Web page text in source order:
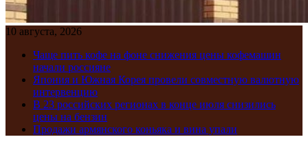
10 августа, 2026
Чаще пить кофе на фоне снижения цены кофемашин
начали россияне
Япония и Южная Корея провели совместную валютную
интервенцию
В 23 российских регионах в конце июля снизились
цены на бензин
Продажи армянского коньяка и вина упали